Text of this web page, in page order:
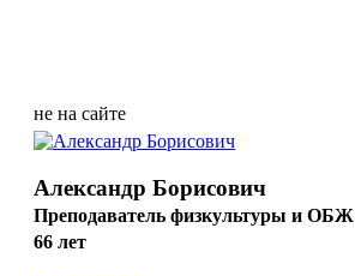
не на сайте
Александр Борисович
Преподаватель физкультуры и ОБЖ
66 лет